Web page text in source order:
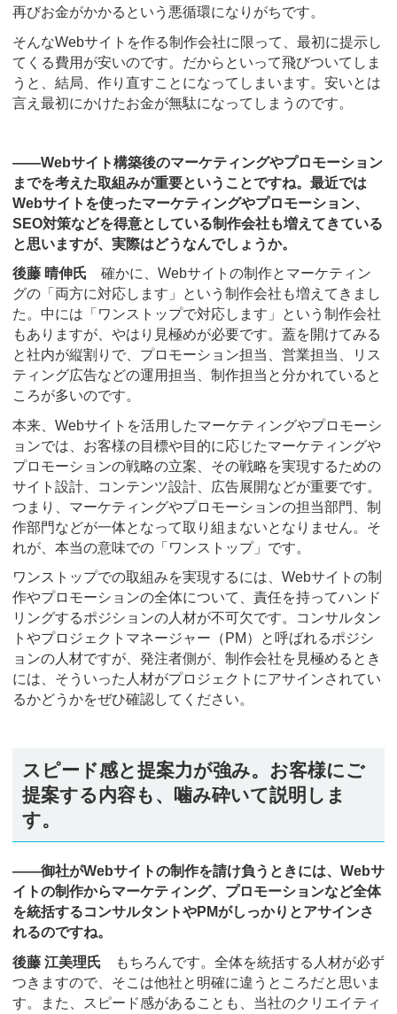
再びお金がかかるという悪循環になりがちです。
そんなWebサイトを作る制作会社に限って、最初に提示し
てくる費用が安いのです。だからといって飛びついてしま
うと、結局、作り直すことになってしまいます。安いとは
言え最初にかけたお金が無駄になってしまうのです。
――Webサイト構築後のマーケティングやプロモーション
までを考えた取組みが重要ということですね。最近では
Webサイトを使ったマーケティングやプロモーション、
SEO対策などを得意としている制作会社も増えてきている
と思いますが、実際はどうなんでしょうか。
後藤 晴伸氏 確かに、Webサイトの制作とマーケティン
グの「両方に対応します」という制作会社も増えてきまし
た。中には「ワンストップで対応します」という制作会社
もありますが、やはり見極めが必要です。蓋を開けてみる
と社内が縦割りで、プロモーション担当、営業担当、リス
ティング広告などの運用担当、制作担当と分かれていると
ころが多いのです。
本来、Webサイトを活用したマーケティングやプロモーシ
ョンでは、お客様の目標や目的に応じたマーケティングや
プロモーションの戦略の立案、その戦略を実現するための
サイト設計、コンテンツ設計、広告展開などが重要です。
つまり、マーケティングやプロモーションの担当部門、制
作部門などが一体となって取り組まないとなりません。そ
れが、本当の意味での「ワンストップ」です。
ワンストップでの取組みを実現するには、Webサイトの制
作やプロモーションの全体について、責任を持ってハンド
リングするポジションの人材が不可欠です。コンサルタン
トやプロジェクトマネージャー（PM）と呼ばれるポジシ
ョンの人材ですが、発注者側が、制作会社を見極めるとき
には、そういった人材がプロジェクトにアサインされてい
るかどうかをぜひ確認してください。
スピード感と提案力が強み。お客様にご
提案する内容も、噛み砕いて説明しま
す。
――御社がWebサイトの制作を請け負うときには、Webサ
イトの制作からマーケティング、プロモーションなど全体
を統括するコンサルタントやPMがしっかりとアサインさ
れるのですね。
後藤 江美理氏 もちろんです。全体を統括する人材が必ず
つきますので、そこは他社と明確に違うところだと思いま
す。また、スピード感があることも、当社のクリエイティ